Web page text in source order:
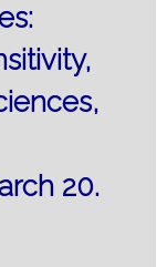
20.